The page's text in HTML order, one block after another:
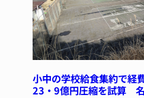
小中の学校給食集約で
23・9億円圧縮を試算